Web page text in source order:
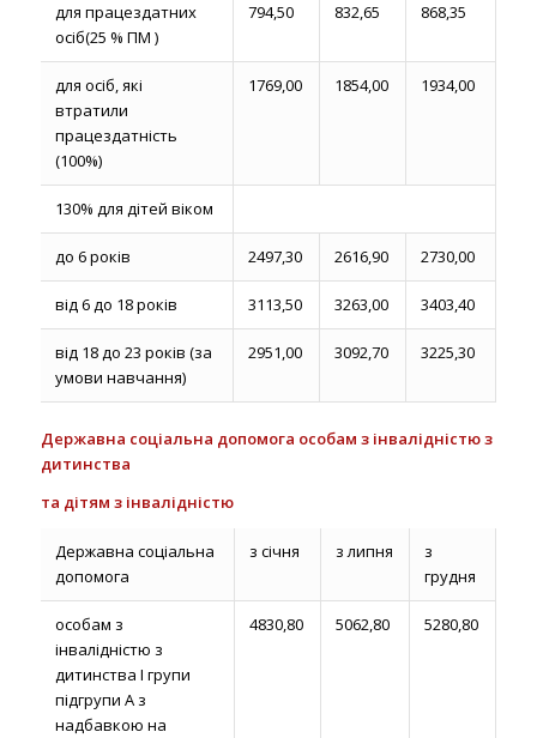
для працездатних
осіб(25 % ПМ )
794,50 832,65 868,35
для осіб, які
втратили
працездатність
(100%)
1769,00 1854,00 1934,00
130% для дітей віком
до 6 років 2497,30 2616,90 2730,00
від 6 до 18 років 3113,50 3263,00 3403,40
від 18 до 23 років (за
умови навчання)
2951,00 3092,70 3225,30
Державна соціальна допомога особам з інвалідністю з
дитинства
та дітям з інвалідністю
Державна соціальна
допомога
з січня з липня
з
грудня
особам з
інвалідністю з
дитинства І групи
підгрупи А з
надбавкою на
4830,80 5062,80 5280,80